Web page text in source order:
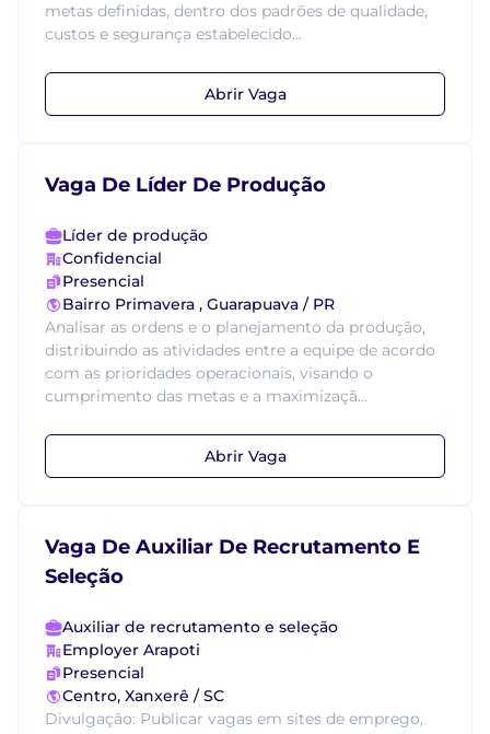
metas definidas, dentro dos padrões de qualidade,
custos e segurança estabelecido...
Abrir Vaga
Vaga De Líder De Produção
Líder de produção
Confidencial
Presencial
Bairro Primavera , Guarapuava / PR
Analisar as ordens e o planejamento da produção,
distribuindo as atividades entre a equipe de acordo
com as prioridades operacionais, visando o
cumprimento das metas e a maximizaçã...
Abrir Vaga
Vaga De Auxiliar De Recrutamento E
Seleção
Auxiliar de recrutamento e seleção
Employer Arapoti
Presencial
Centro, Xanxerê / SC
Divulgação: Publicar vagas em sites de emprego,